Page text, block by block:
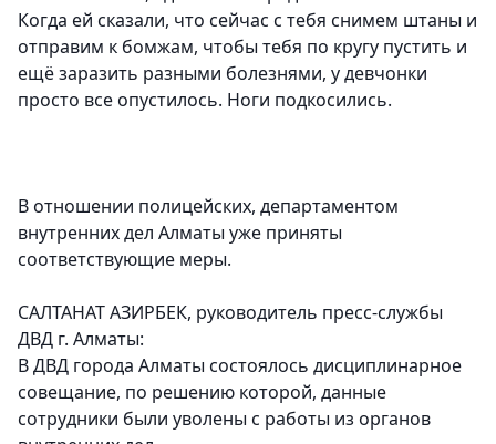
Когда ей сказали, что сейчас с тебя снимем штаны и
отправим к бомжам, чтобы тебя по кругу пустить и
ещё заразить разными болезнями, у девчонки
просто все опустилось. Ноги подкосились.
В отношении полицейских, департаментом
внутренних дел Алматы уже приняты
соответствующие меры.
САЛТАНАТ АЗИРБЕК, руководитель пресс-службы
ДВД г. Алматы:
В ДВД города Алматы состоялось дисциплинарное
совещание, по решению которой, данные
сотрудники были уволены с работы из органов